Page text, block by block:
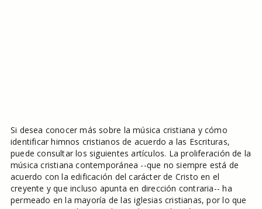
Si desea conocer más sobre la música cristiana y cómo
identificar himnos cristianos de acuerdo a las Escrituras,
puede consultar los siguientes artículos. La proliferación de la
música cristiana contemporánea --que no siempre está de
acuerdo con la edificación del carácter de Cristo en el
creyente y que incluso apunta en dirección contraria-- ha
permeado en la mayoría de las iglesias cristianas, por lo que